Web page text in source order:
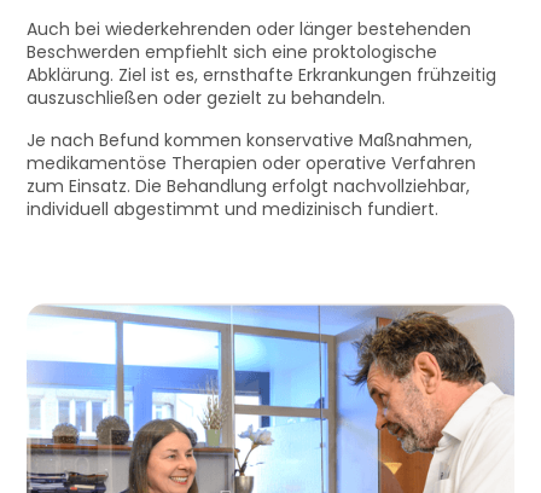
Auch bei wiederkehrenden oder länger bestehenden
Beschwerden empfiehlt sich eine proktologische
Abklärung. Ziel ist es, ernsthafte Erkrankungen frühzeitig
auszuschließen oder gezielt zu behandeln.
Je nach Befund kommen konservative Maßnahmen,
medikamentöse Therapien oder operative Verfahren
zum Einsatz. Die Behandlung erfolgt nachvollziehbar,
individuell abgestimmt und medizinisch fundiert.